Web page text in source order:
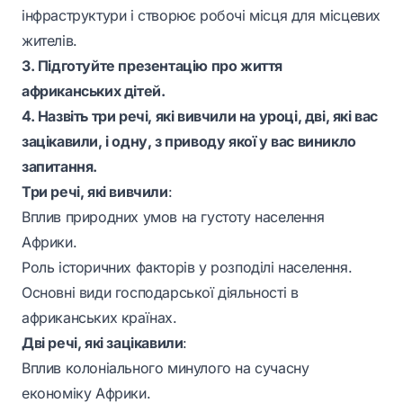
інфраструктури і створює робочі місця для місцевих
жителів.
3. Підготуйте презентацію про життя
африканських дітей.
4. Назвіть три речі, які вивчили на уроці, дві, які вас
зацікавили, і одну, з приводу якої у вас виникло
запитання.
Три речі, які вивчили:
Вплив природних умов на густоту населення
Африки.
Роль історичних факторів у розподілі населення.
Основні види господарської діяльності в
африканських країнах.
Дві речі, які зацікавили:
Вплив колоніального минулого на сучасну
економіку Африки.